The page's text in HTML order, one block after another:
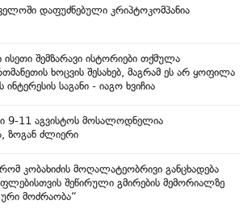
დაფუძნებული კრიპტოკომპანია
ისეთი შემზარავი ისტორიები თქმულა
ხოცვის შესახებ, მაგრამ ეს არ ყოფილა
საგანი - იაგო ხვიჩია
9-11 აგვისტოს მოსალოდნელია
ზოგან ძლიერი
კობახიძის მოღალატეობრივი განცხადება
შეწირული გმირების მემორიალზე
მოძრაობა“